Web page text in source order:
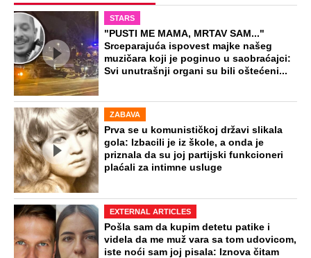
STARS
"PUSTI ME MAMA, MRTAV SAM..."
Srceparajuća ispovest majke našeg
muzičara koji je poginuo u saobraćajci:
Svi unutrašnji organi su bili oštećeni...
ZABAVA
Prva se u komunističkoj državi slikala
gola: Izbacili je iz škole, a onda je
priznala da su joj partijski funkcioneri
plaćali za intimne usluge
EXTERNAL ARTICLES
Pošla sam da kupim detetu patike i
videla da me muž vara sa tom udovicom,
iste noći sam joj pisala: Iznova čitam